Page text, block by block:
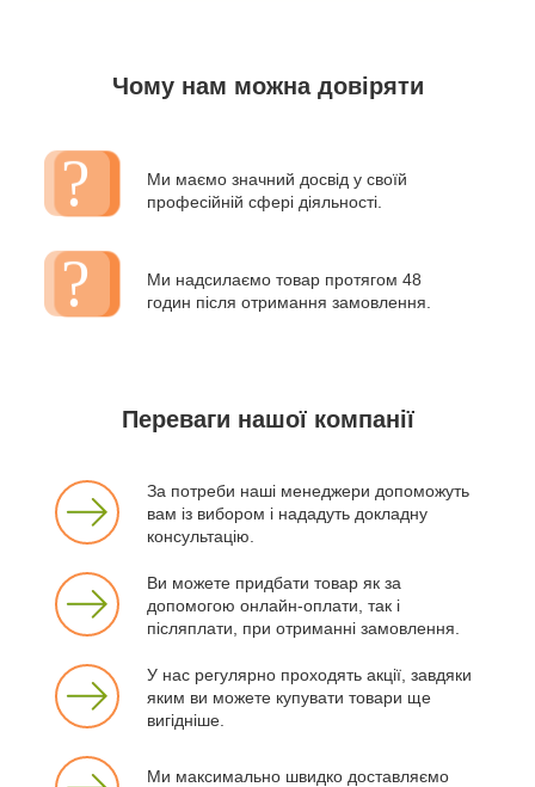
Чому нам можна довіряти
Ми маємо значний досвід у своїй
професійній сфері діяльності.
Ми надсилаємо товар протягом 48
годин після отримання замовлення.
Переваги нашої компанії
За потреби наші менеджери допоможуть
вам із вибором і нададуть докладну
консультацію.
Ви можете придбати товар як за
допомогою онлайн-оплати, так і
післяплати, при отриманні замовлення.
У нас регулярно проходять акції, завдяки
яким ви можете купувати товари ще
вигідніше.
Ми максимально швидко доставляємо